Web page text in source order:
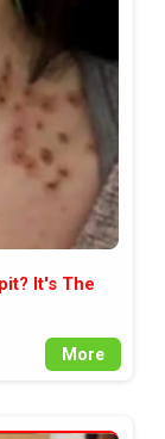
на
от
ви
са. В
It's The
More